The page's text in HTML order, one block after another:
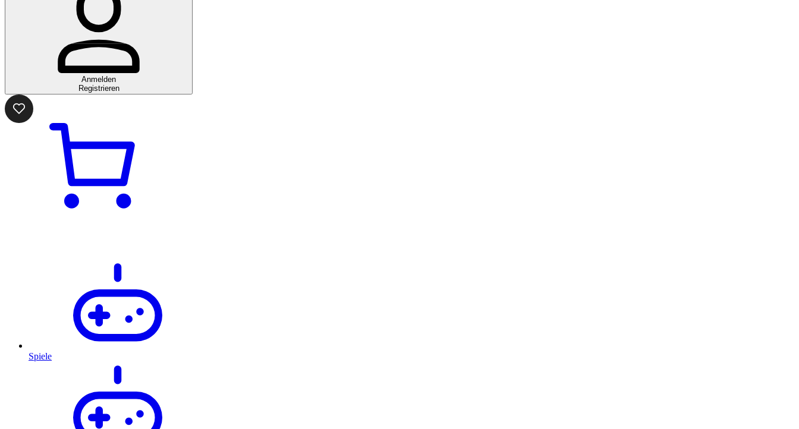
Anmelden
Registrieren
Spiele